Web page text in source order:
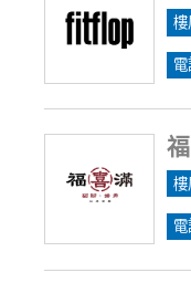
樓
電
樓
電